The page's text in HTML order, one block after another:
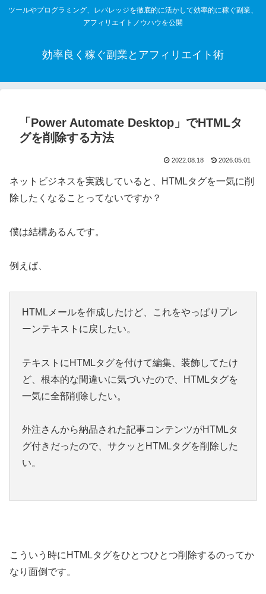
ツールやプログラミング、レバレッジを徹底的に活かして効率的に稼ぐ副業、
アフィリエイトノウハウを公開
効率良く稼ぐ副業とアフィリエイト術
「Power Automate Desktop」でHTMLタ
グを削除する方法
2022.08.18 2026.05.01
ネットビジネスを実践していると、HTMLタグを一気に削
除したくなることってないですか？
僕は結構あるんです。
例えば、
HTMLメールを作成したけど、これをやっぱりプレ
ーンテキストに戻したい。
テキストにHTMLタグを付けて編集、装飾してたけ
ど、根本的な間違いに気づいたので、HTMLタグを
一気に全部削除したい。
外注さんから納品された記事コンテンツがHTMLタ
グ付きだったので、サクッとHTMLタグを削除した
い。
こういう時にHTMLタグをひとつひとつ削除するのってか
なり面倒です。